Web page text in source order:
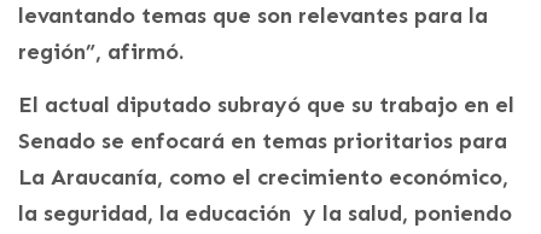
levantando temas que son relevantes para la
región”, afirmó.
El actual diputado subrayó que su trabajo en el
Senado se enfocará en temas prioritarios para
La Araucanía, como el crecimiento económico,
la seguridad, la educación y la salud, poniendo